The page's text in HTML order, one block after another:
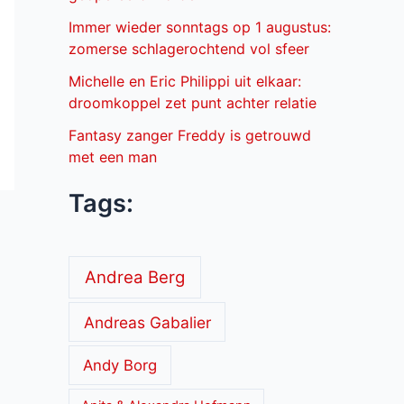
Immer wieder sonntags op 1 augustus:
zomerse schlagerochtend vol sfeer
Michelle en Eric Philippi uit elkaar:
droomkoppel zet punt achter relatie
Fantasy zanger Freddy is getrouwd
met een man
Tags:
Andrea Berg
Andreas Gabalier
Andy Borg